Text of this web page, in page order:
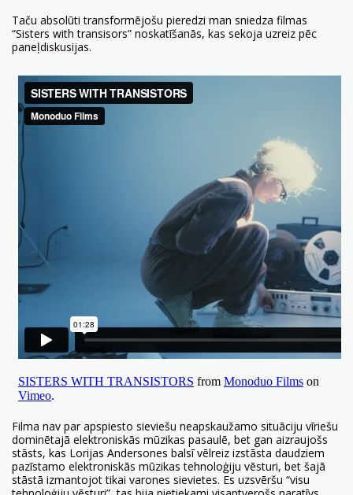
Taču absolūti transformējošu pieredzi man sniedza filmas
“Sisters with transisors” noskatīšanās, kas sekoja uzreiz pēc
paneļdiskusijas.
Filma nav par apspiesto sieviešu neapskaužamo situāciju vīriešu
dominētajā elektroniskās mūzikas pasaulē, bet gan aizraujošs
stāsts, kas Lorijas Andersones balsī vēlreiz izstāsta daudziem
pazīstamo elektroniskās mūzikas tehnoloģiju vēsturi, bet šajā
stāstā izmantojot tikai varones sievietes. Es uzsvēršu “visu